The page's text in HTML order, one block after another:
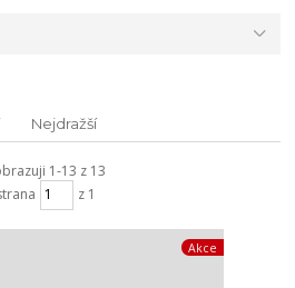
Nejdražší
1-13 z 13
z 1
Akce